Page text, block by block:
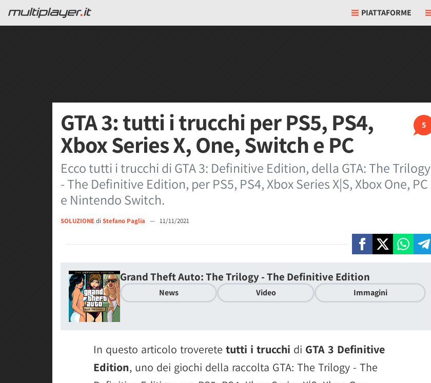
PIATTAFORME
5
GTA 3: tutti i trucchi per PS5, PS4,
Xbox Series X, One, Switch e PC
Ecco tutti i trucchi di GTA 3: Definitive Edition, della GTA: The Trilogy
- The Definitive Edition, per PS5, PS4, Xbox Series X|S, Xbox One, PC
e Nintendo Switch.
SOLUZIONEdi Stefano Paglia — 11/11/2021
Grand Theft Auto: The Trilogy - The Definitive Edition
News Video Immagini
In questo articolo troverete tutti i trucchi di GTA 3 Definitive
Edition, uno dei giochi della raccolta GTA: The Trilogy - The